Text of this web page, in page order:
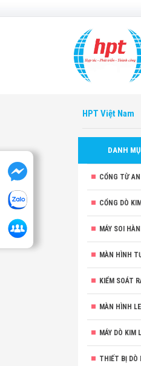
HPT Việt Nam
DANH
CỔNG TỪ
CỔNG DÒ
MÁY SOI
MÀN HÌNH
KIỂM SOÁT
MÀN HÌNH
MÁY DÒ KIM
THIẾT BỊ DÒ